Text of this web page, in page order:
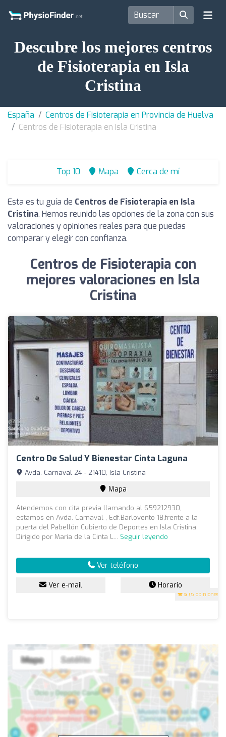
Descubre los mejores centros
de Fisioterapia en Isla
Cristina
España
Centros de Fisioterapia en Provincia de Huelva
Centros de Fisioterapia en Isla Cristina
Top 10 Mapa Cerca de mí
Esta es tu guía de Centros de Fisioterapia en Isla
Cristina. Hemos reunido las opciones de la zona con sus
valoraciones y opiniones reales para que puedas
comparar y elegir con confianza.
Centros de Fisioterapia con
mejores valoraciones en Isla
Cristina
Centro De Salud Y Bienestar Cinta Laguna
5 (5 opiniones)
Avda. Carnaval 24 - 21410, Isla Cristina
Mapa
Atendemos con cita previa llamando al 659212930,
estamos en Avda. Carnaval , Edf.Barlovento 18,frente a la
puerta del Pabellón Cubierto de Deportes en Isla Cristina.
Dirigido por María de la Cinta L... Seguir leyendo
Ver teléfono
Ver e-mail Horario